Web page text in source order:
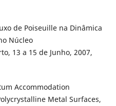
de Poiseuille na Dinâmica
Núcleo
13 a 15 de Junho, 2007,
Accommodation
Metal Surfaces,